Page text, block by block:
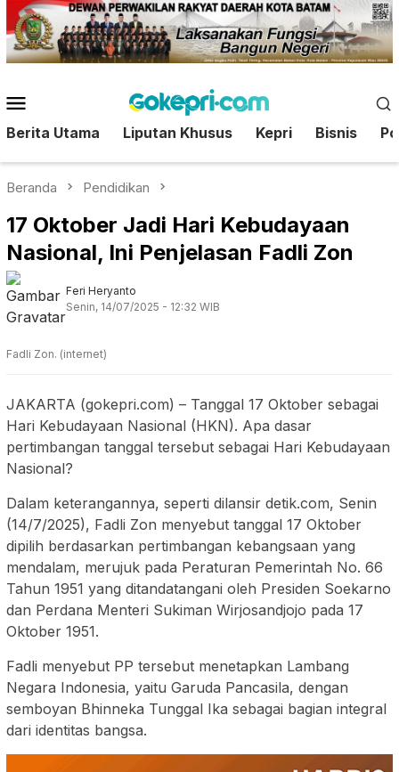
Loncat
ke
konten
Mobile
Berita Utama Liputan Khusus Kepri Bisnis
Beranda Pendidikan
17 Oktober Jadi Hari Kebudayaan
Nasional, Ini Penjelasan Fadli Zon
Feri Heryanto
Senin, 14/07/2025 - 12:32 WIB
Fadli Zon. (internet)
JAKARTA (gokepri.com) – Tanggal 17 Oktober sebagai
Hari Kebudayaan Nasional (HKN). Apa dasar
pertimbangan tanggal tersebut sebagai Hari Kebudayaan
Nasional?
Dalam keterangannya, seperti dilansir detik.com, Senin
(14/7/2025), Fadli Zon menyebut tanggal 17 Oktober
dipilih berdasarkan pertimbangan kebangsaan yang
mendalam, merujuk pada Peraturan Pemerintah No. 66
Tahun 1951 yang ditandatangani oleh Presiden Soekarno
dan Perdana Menteri Sukiman Wirjosandjojo pada 17
Oktober 1951.
Fadli menyebut PP tersebut menetapkan Lambang
Negara Indonesia, yaitu Garuda Pancasila, dengan
semboyan Bhinneka Tunggal Ika sebagai bagian integral
dari identitas bangsa.